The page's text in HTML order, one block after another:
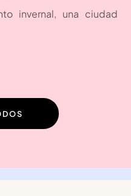
invernal, una ciudad